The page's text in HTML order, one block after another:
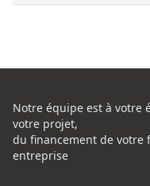
Notre équipe est à votre
votre projet,
du financement de votre
entreprise